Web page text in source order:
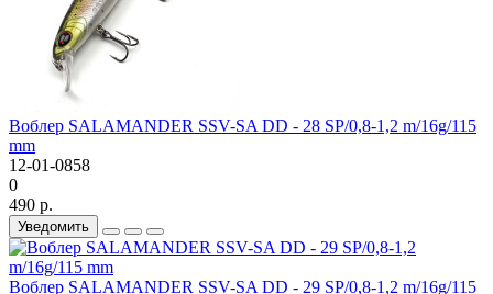
Воблер SALAMANDER SSV-SA DD - 28 SP/0,8-1,2 m/16g/115
mm
12-01-0858
0
490 р.
Уведомить
Воблер SALAMANDER SSV-SA DD - 29 SP/0,8-1,2 m/16g/115